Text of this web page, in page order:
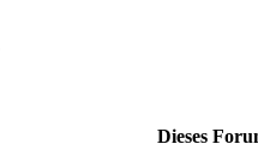
Dieses